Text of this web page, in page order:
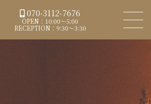
070-3112-7676
OPEN：10:00～5:00
RECEPTION：9:30～3:30